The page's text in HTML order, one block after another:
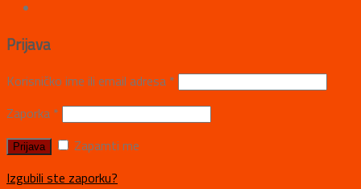
Prijava
Korisničko ime ili email adresa *
Zaporka *
Zapamti me
Izgubili ste zaporku?